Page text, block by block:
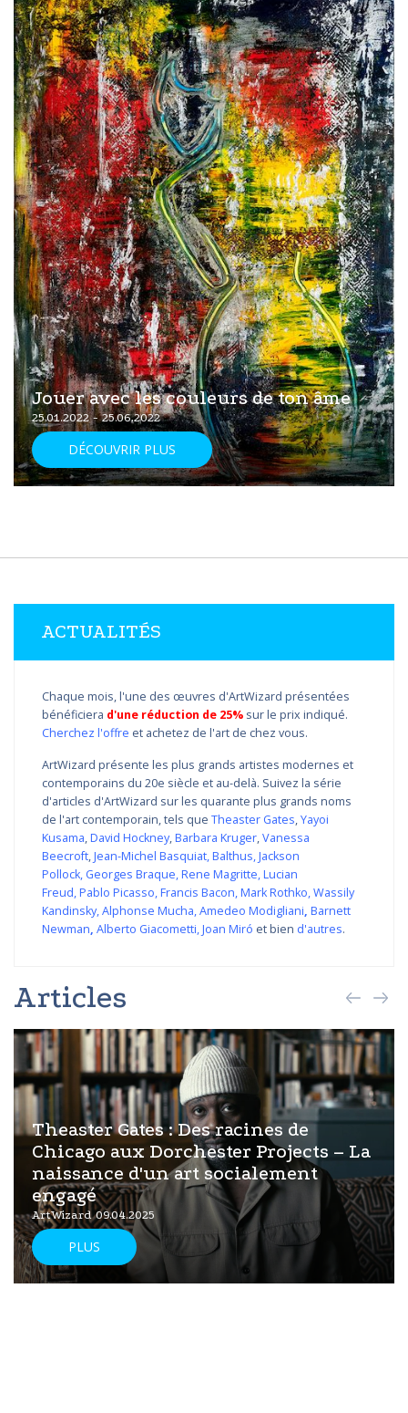
Jouer avec les couleurs de ton âme
25.01.2022 - 25.06.2022
DÉCOUVRIR PLUS
ACTUALITÉS
Chaque mois, l'une des œuvres d'ArtWizard présentées
bénéficiera d'une réduction de 25% sur le prix indiqué.
Cherchez l'offre et achetez de l'art de chez vous.
ArtWizard présente les plus grands artistes modernes et
contemporains du 20e siècle et au-delà. Suivez la série
d'articles d'ArtWizard sur les quarante plus grands noms
de l'art contemporain, tels que Theaster Gates,Yayoi
Kusama,David Hockney,Barbara Kruger,Vanessa
Beecroft,Jean-Michel Basquiat,Balthus,Jackson
Pollock, Georges Braque,Rene Magritte,Lucian
Freud,Pablo Picasso,Francis Bacon,Mark Rothko,Wassily
Kandinsky,Alphonse Mucha,Amedeo Modigliani, Barnett
Newman, Alberto Giacometti,Joan Miró et bien d'autres.
Articles
Theaster Gates : Des racines de
Chicago aux Dorchester Projects – La
naissance d'un art socialement
engagé
ArtWizard 09.04.2025
PLUS